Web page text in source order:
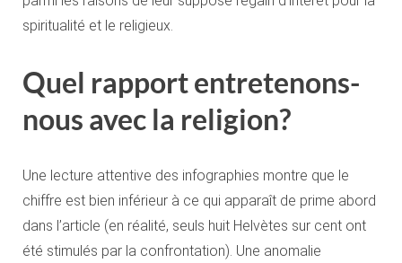
spiritualité et le religieux.
Quel rapport entretenons-
nous avec la religion?
Une lecture attentive des infographies montre que le
chiffre est bien inférieur à ce qui apparaît de prime abord
dans l’article (en réalité, seuls huit Helvètes sur cent ont
été stimulés par la confrontation). Une anomalie